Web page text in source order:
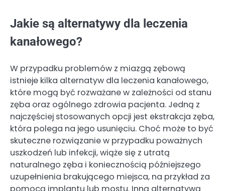
Jakie są alternatywy dla leczenia
kanałowego?
W przypadku problemów z miazgą zębową
istnieje kilka alternatyw dla leczenia kanałowego,
które mogą być rozważane w zależności od stanu
zęba oraz ogólnego zdrowia pacjenta. Jedną z
najczęściej stosowanych opcji jest ekstrakcja zęba,
która polega na jego usunięciu. Choć może to być
skuteczne rozwiązanie w przypadku poważnych
uszkodzeń lub infekcji, wiąże się z utratą
naturalnego zęba i koniecznością późniejszego
uzupełnienia brakującego miejsca, na przykład za